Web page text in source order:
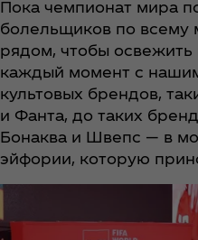
Пока чемпионат мира
болельщиков по всему
рядом, чтобы освежить
каждый момент с
культовых брендов,
и Фанта, до таких
Бонаква и Швепс — в
эйфории, которую